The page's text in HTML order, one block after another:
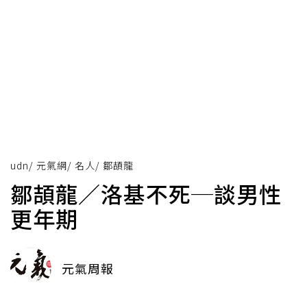
udn/ 元氣網/ 名人/ 鄒頡龍
鄒頡龍／洛基不死─談男性
更年期
元氣周報